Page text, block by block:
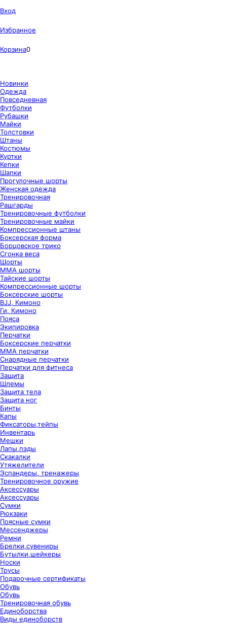
Вход
Избранное
Корзина0
Новинки
Одежда
Повседневная
Футболки
Рубашки
Майки
Толстовки
Штаны
Костюмы
Куртки
Кепки
Шапки
Прогулочные шорты
Женская одежда
Тренировочная
Рашгарды
Тренировочные футболки
Тренировочные майки
Компрессионные штаны
Боксерская форма
Борцовское трико
Сгонка веса
Шорты
ММА шорты
Тайские шорты
Компрессионные шорты
Боксерские шорты
BJJ, Кимоно
Ги, Кимоно
Пояса
Экипировка
Перчатки
Боксерские перчатки
ММА перчатки
Снарядные перчатки
Перчатки для фитнеса
Защита
Шлемы
Защита тела
Защита ног
Бинты
Капы
Фиксаторы,тейпы
Инвентарь
Мешки
Лапы,пэды
Скакалки
Утяжелители
Эспандеры, тренажеры
Тренировочное оружие
Аксессуары
Аксессуары
Сумки
Рюкзаки
Поясные сумки
Мессенджеры
Ремни
Брелки,сувениры
Бутылки,шейкеры
Носки
Трусы
Подарочные сертификаты
Обувь
Обувь
Тренировочная обувь
Единоборства
Виды единоборств